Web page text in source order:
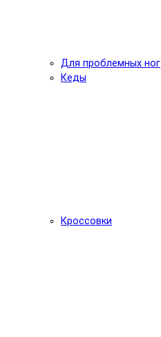
Для проблемных ног
Кеды
Кроссовки